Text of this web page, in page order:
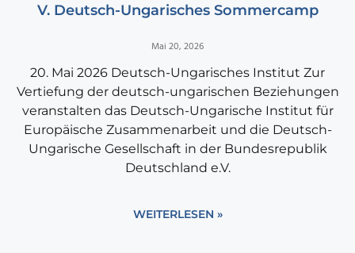
V. Deutsch-Ungarisches Sommercamp
Mai 20, 2026
20. Mai 2026 Deutsch-Ungarisches Institut Zur
Vertiefung der deutsch-ungarischen Beziehungen
veranstalten das Deutsch-Ungarische Institut für
Europäische Zusammenarbeit und die Deutsch-
Ungarische Gesellschaft in der Bundesrepublik
Deutschland e.V.
WEITERLESEN »